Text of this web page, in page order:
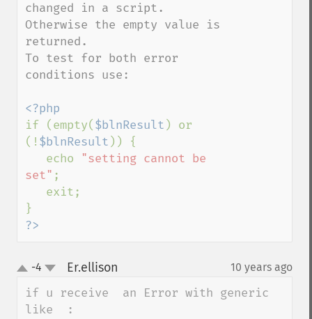
changed in a script.
Otherwise the empty value is
returned.
To test for both error
conditions use:
if (empty( $blnResult ) or
(! $blnResult )) {
   echo
"setting cannot be
set" ;
?>
up-4 Er.ellison 10 years ago
if u receive  an Error with generic
like  :